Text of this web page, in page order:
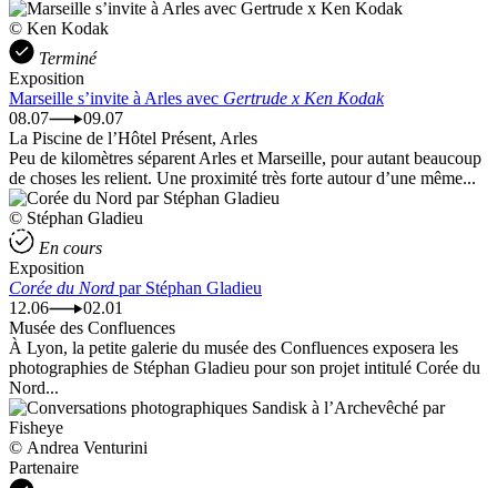
© Ken Kodak
Terminé
Exposition
Marseille s’invite à Arles avec Gertrude x Ken Kodak
08.07
09.07
La Piscine de l’Hôtel Présent, Arles
Peu de kilomètres séparent Arles et Marseille, pour autant beaucoup
de choses les relient. Une proximité très forte autour d’une même...
© Stéphan Gladieu
En cours
Exposition
Corée du Nord par Stéphan Gladieu
12.06
02.01
Musée des Confluences
À Lyon, la petite galerie du musée des Confluences exposera les
photographies de Stéphan Gladieu pour son projet intitulé Corée du
Nord...
© Andrea Venturini
Partenaire